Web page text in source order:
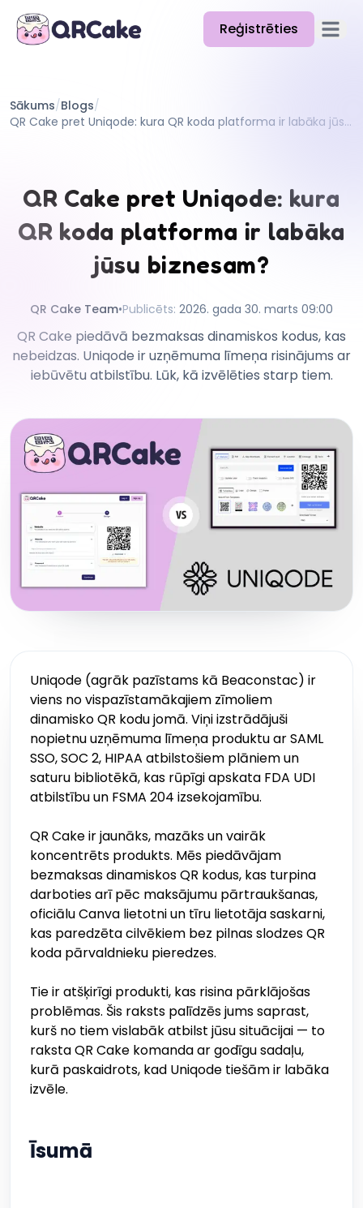
Reģistrēties Atvērt
Cenas
Dokumentācija
Palīdzība
Sākums/Blogs/
QR Cake pret Uniqode: kura QR koda platforma ir labāka jūsu biznesam?
QR Cake pret Uniqode: kura
QR koda platforma ir labāka
jūsu biznesam?
QR Cake Team•Publicēts: 2026. gada 30. marts 09:00
QR Cake piedāvā bezmaksas dinamiskos kodus, kas
nebeidzas. Uniqode ir uzņēmuma līmeņa risinājums ar
iebūvētu atbilstību. Lūk, kā izvēlēties starp tiem.
Uniqode (agrāk pazīstams kā Beaconstac) ir
viens no vispazīstamākajiem zīmoliem
dinamisko QR kodu jomā. Viņi izstrādājuši
nopietnu uzņēmuma līmeņa produktu ar SAML
SSO, SOC 2, HIPAA atbilstošiem plāniem un
saturu bibliotēkā, kas rūpīgi apskata FDA UDI
atbilstību un FSMA 204 izsekojamību.
QR Cake ir jaunāks, mazāks un vairāk
koncentrēts produkts. Mēs piedāvājam
bezmaksas dinamiskos QR kodus, kas turpina
darboties arī pēc maksājumu pārtraukšanas,
oficiālu Canva lietotni un tīru lietotāja saskarni,
kas paredzēta cilvēkiem bez pilnas slodzes QR
koda pārvaldnieku pieredzes.
Tie ir atšķirīgi produkti, kas risina pārklājošas
problēmas. Šis raksts palīdzēs jums saprast,
kurš no tiem vislabāk atbilst jūsu situācijai — to
raksta QR Cake komanda ar godīgu sadaļu,
kurā paskaidrots, kad Uniqode tiešām ir labāka
izvēle.
Īsumā